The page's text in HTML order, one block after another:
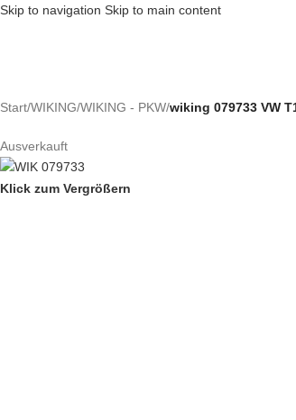
Skip to navigation Skip to main content
Start/WIKING/WIKING - PKW/wiking 079733 VW
Ausverkauft
Klick zum Vergrößern